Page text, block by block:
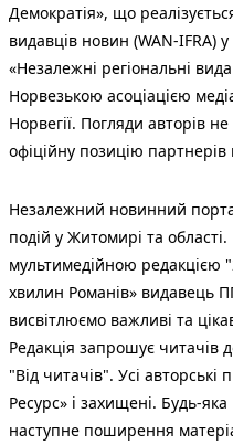
Демократія», що
видавців новин (WAN-IFRA)
«Незалежні регіональні
Норвезькою асоціацією
Норвегії. Погляди авторів
офіційну позицію
Незалежний новинний
подій у Житомирі та
мультимедійною
хвилин Романів» видавець
висвітлюємо важливі та
Редакція запрошує читачів
"Від читачів". Усі
Ресурс» і захищені. Будь-
наступне поширення